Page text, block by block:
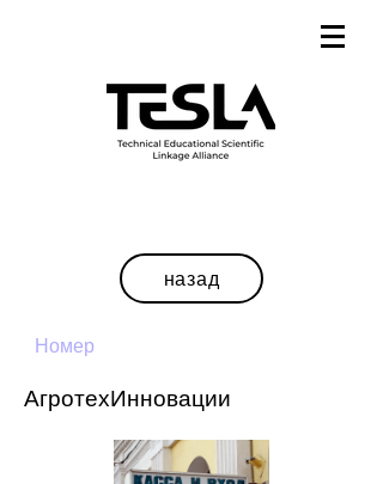
назад
Номер
АгротехИнновации